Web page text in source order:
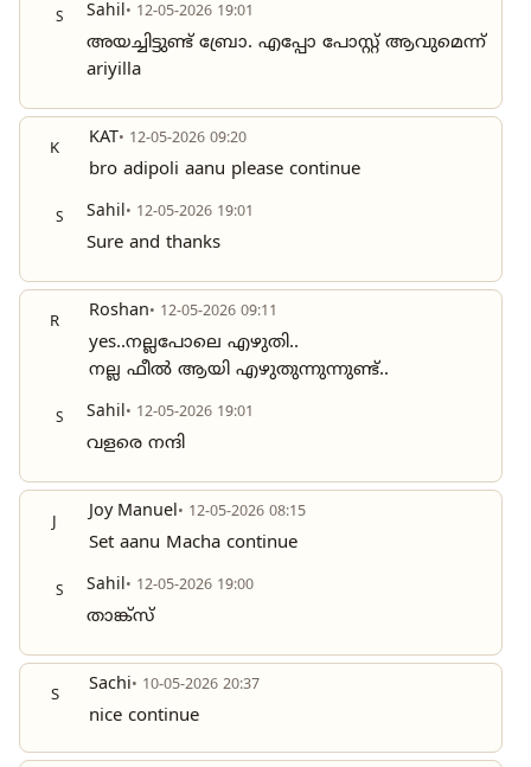
S Sahil• 12-05-2026 19:01
അയച്ചിട്ടുണ്ട് ബ്രോ. എപ്പോ പോസ്റ്റ്‌ ആവുമെന്ന്
ariyilla
K KAT • 12-05-2026 09:20
bro adipoli aanu please continue
S Sahil• 12-05-2026 19:01
Sure and thanks
R Roshan• 12-05-2026 09:11
yes..നല്ലപോലെ എഴുതി..
നല്ല ഫീൽ ആയി എഴുതുന്നുന്നുണ്ട്..
S Sahil• 12-05-2026 19:01
വളരെ നന്ദി
Joy Manuel• 12-05-2026 08:15
Set aanu Macha continue
S Sahil• 12-05-2026 19:00
താങ്ക്സ്
S Sachi• 10-05-2026 20:37
nice continue